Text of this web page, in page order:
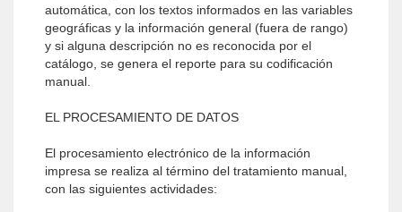
automática, con los textos informados en las variables
geográficas y la información general (fuera de rango)
y si alguna descripción no es reconocida por el
catálogo, se genera el reporte para su codificación
manual.
EL PROCESAMIENTO DE DATOS
El procesamiento electrónico de la información
impresa se realiza al término del tratamiento manual,
con las siguientes actividades: